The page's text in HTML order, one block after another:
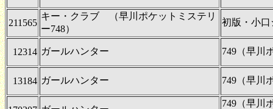
211565
キー・クラブ （早川ポケットミステリ
ー748）
初版・小
12314 ガールハンター 749（早川
13184 ガールハンター 749（早川
749（早川